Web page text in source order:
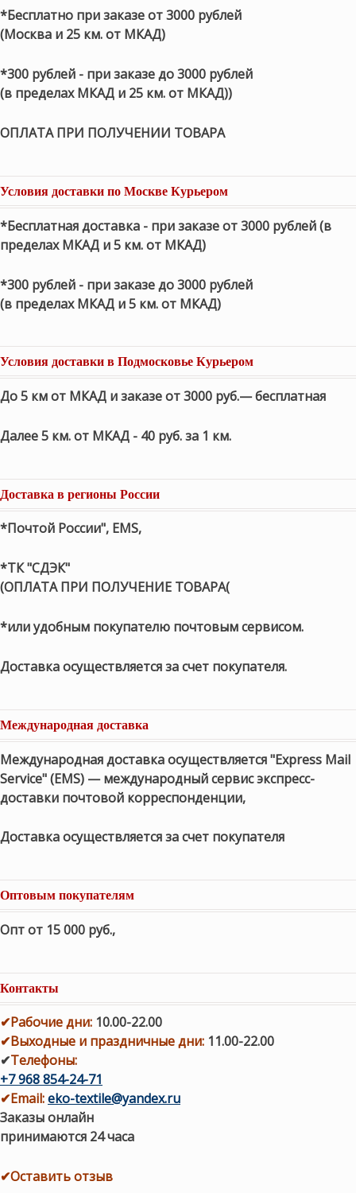
*Бесплатно при заказе от 3000 рублей
(Москва и 25 км. от МКАД)
*300 рублей - при заказе до 3000 рублей
(в пределах МКАД и 25 км. от МКАД))
ОПЛАТА ПРИ ПОЛУЧЕНИИ ТОВАРА
Условия доставки по Москве Курьером
*Бесплатная доставка - при заказе от 3000 рублей (в
пределах МКАД и 5 км. от МКАД)
*300 рублей - при заказе до 3000 рублей
(в пределах МКАД и 5 км. от МКАД)
Условия доставки в Подмосковье Курьером
До 5 км от МКАД и заказе от 3000 руб.— бесплатная
Далее 5 км. от МКАД - 40 руб. за 1 км.
Доставка в регионы России
*Почтой России", EMS,
*ТК "СДЭК"
(ОПЛАТА ПРИ ПОЛУЧЕНИЕ ТОВАРА(
*или удобным покупателю почтовым сервисом.
Доставка осуществляется за счет покупателя.
Международная доставка
Международная доставка осуществляется "Express Mail
Service" (EMS) — международный сервис экспресс-
доставки почтовой корреспонденции,
Доставка осуществляется за счет покупателя
Оптовым покупателям
Опт от 15 000 руб.,
Контакты
✔Рабочие дни: 10.00-22.00
✔Выходные и праздничные дни: 11.00-22.00
✔Телефоны:
+7 968 854-24-71
✔Email:eko-textile@yandex.ru
Заказы онлайн
принимаются 24 часа
✔Оставить отзыв